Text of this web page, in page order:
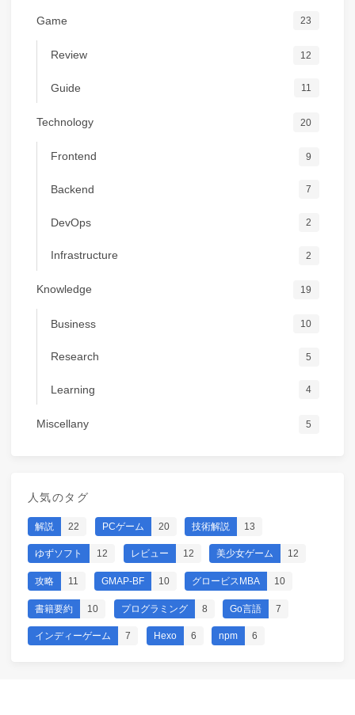
Game 23
Review 12
Guide 11
Technology 20
Frontend 9
Backend 7
DevOps 2
Infrastructure 2
Knowledge 19
Business 10
Research 5
Learning 4
Miscellany 5
人気のタグ
解説 22 PCゲーム 20 技術解説 13
ゆずソフト 12 レビュー 12 美少女ゲーム 12
攻略 11 GMAP-BF 10 グロービスMBA 10
書籍要約 10 プログラミング 8 Go言語 7
インディーゲーム 7 Hexo 6 npm 6